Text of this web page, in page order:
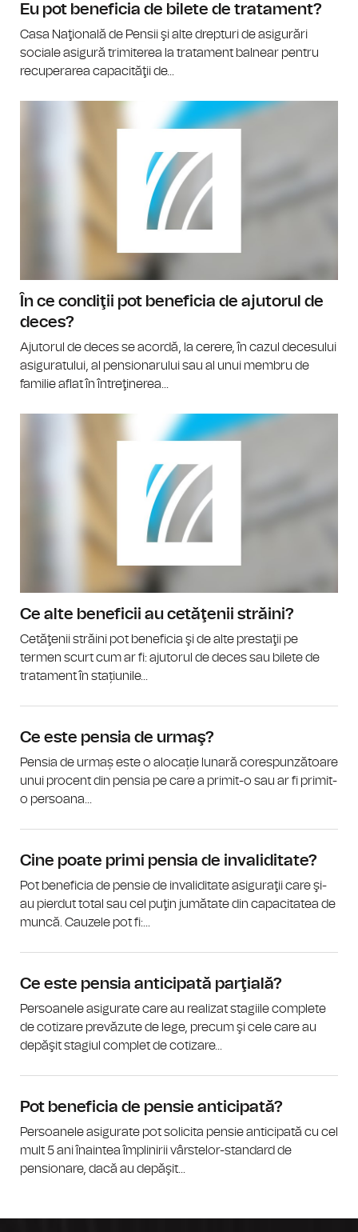
Eu pot beneficia de bilete de tratament?
Casa Naţională de Pensii şi alte drepturi de asigurări
sociale asigură trimiterea la tratament balnear pentru
recuperarea capacităţii de...
În ce condiţii pot beneficia de ajutorul de
deces?
Ajutorul de deces se acordă, la cerere, în cazul decesului
asiguratului, al pensionarului sau al unui membru de
familie aflat în întreţinerea...
Ce alte beneficii au cetăţenii străini?
Cetăţenii străini pot beneficia şi de alte prestaţii pe
termen scurt cum ar fi: ajutorul de deces sau bilete de
tratament în stațiunile...
Ce este pensia de urmaş?
Pensia de urmaș este o alocație lunară corespunzătoare
unui procent din pensia pe care a primit-o sau ar fi primit-
o persoana...
Cine poate primi pensia de invaliditate?
Pot beneficia de pensie de invaliditate asiguraţii care şi-
au pierdut total sau cel puţin jumătate din capacitatea de
muncă. Cauzele pot fi:...
Ce este pensia anticipată parţială?
Persoanele asigurate care au realizat stagiile complete
de cotizare prevăzute de lege, precum şi cele care au
depăşit stagiul complet de cotizare...
Pot beneficia de pensie anticipată?
Persoanele asigurate pot solicita pensie anticipată cu cel
mult 5 ani înaintea împlinirii vârstelor-standard de
pensionare, dacă au depăşit...